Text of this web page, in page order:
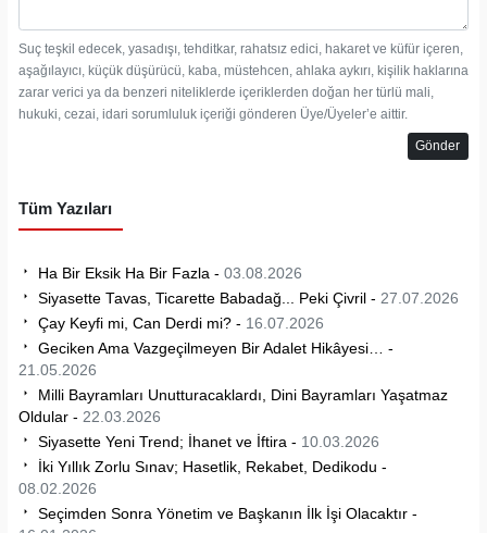
Suç teşkil edecek, yasadışı, tehditkar, rahatsız edici, hakaret ve küfür içeren,
aşağılayıcı, küçük düşürücü, kaba, müstehcen, ahlaka aykırı, kişilik haklarına
zarar verici ya da benzeri niteliklerde içeriklerden doğan her türlü mali,
hukuki, cezai, idari sorumluluk içeriği gönderen Üye/Üyeler’e aittir.
Gönder
Tüm Yazıları
Ha Bir Eksik Ha Bir Fazla - 03.08.2026
Siyasette Tavas, Ticarette Babadağ... Peki Çivril - 27.07.2026
Çay Keyfi mi, Can Derdi mi? - 16.07.2026
Geciken Ama Vazgeçilmeyen Bir Adalet Hikâyesi… -
21.05.2026
Milli Bayramları Unutturacaklardı, Dini Bayramları Yaşatmaz
Oldular - 22.03.2026
Siyasette Yeni Trend; İhanet ve İftira - 10.03.2026
İki Yıllık Zorlu Sınav; Hasetlik, Rekabet, Dedikodu -
08.02.2026
Seçimden Sonra Yönetim ve Başkanın İlk İşi Olacaktır -